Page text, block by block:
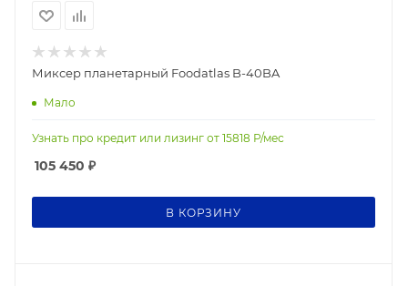
Миксер планетарный Foodatlas B-40BA
Мало
Узнать про кредит или лизинг от 15818 Р/мес
105 450 ₽
В КОРЗИНУ